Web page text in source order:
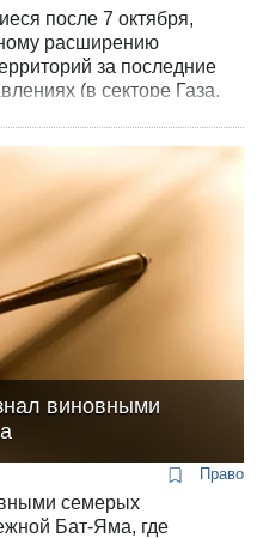
после 7 октября,
расширению
за последние
(в секторе Газа,
виновными
Право
семерых
Бат-Яма, где